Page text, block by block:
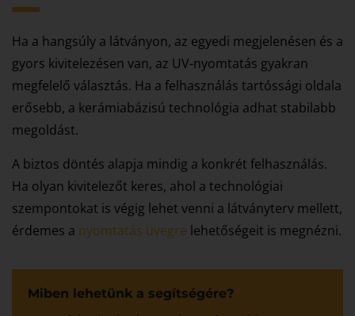
Ha a hangsúly a látványon, az egyedi megjelenésen és a
gyors kivitelezésen van, az UV-nyomtatás gyakran
megfelelő választás. Ha a felhasználás tartóssági oldala
erősebb, a kerámiabázisú technológia adhat stabilabb
megoldást.
A biztos döntés alapja mindig a konkrét felhasználás.
Ha olyan kivitelezőt keres, ahol a technológiai
szempontokat is végig lehet venni a látványterv mellett,
érdemes a nyomtatás üvegre lehetőségeit is megnézni.
Miben lehetünk a segítségére?